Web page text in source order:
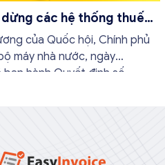
các hệ thống thuế
của Quốc hội, Chính phủ
máy nhà nước, ngày
hành Quyết định số